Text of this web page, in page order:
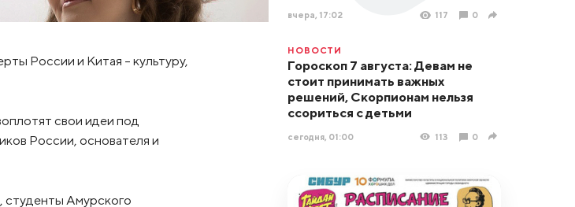
России и Китая – культуру,
свои идеи под
России, основателя и
Амурского
вчера, 17:02 117 0
НОВОСТИ
Гороскоп 7 августа: Девам не
стоит принимать важных
решений, Скорпионам нельзя
ссориться с детьми
сегодня, 01:00 113 0